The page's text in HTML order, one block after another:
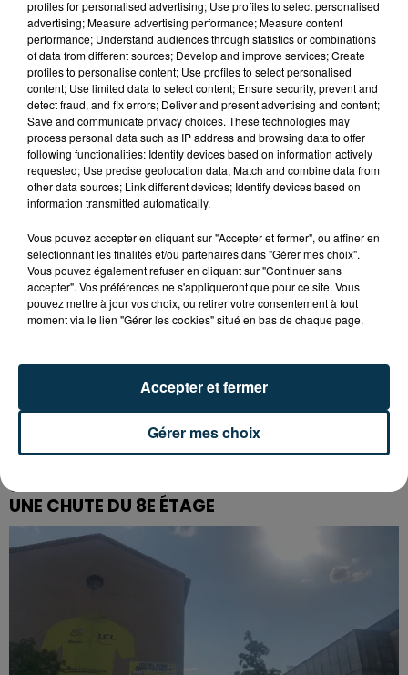
FOREZTIVAL : DROGUÉ ET TENANT DES
PROPOS DÉPLACÉS, UN FESTIVALIER A...
SAINT-ETIENNE : UN ENFANT DÉCÈDE APRÈS
UNE CHUTE DU 8E ÉTAGE
profiles for personalised advertising; Use profiles to select personalised
advertising; Measure advertising performance; Measure content
performance; Understand audiences through statistics or combinations
of data from different sources; Develop and improve services; Create
profiles to personalise content; Use profiles to select personalised
content; Use limited data to select content; Ensure security, prevent and
detect fraud, and fix errors; Deliver and present advertising and content;
Save and communicate privacy choices. These technologies may
process personal data such as IP address and browsing data to offer
following functionalities: Identify devices based on information actively
requested; Use precise geolocation data; Match and combine data from
other data sources; Link different devices; Identify devices based on
information transmitted automatically.
Vous pouvez accepter en cliquant sur "Accepter et fermer", ou affiner en
sélectionnant les finalités et/ou partenaires dans "Gérer mes choix".
Vous pouvez également refuser en cliquant sur "Continuer sans
accepter". Vos préférences ne s'appliqueront que pour ce site. Vous
pouvez mettre à jour vos choix, ou retirer votre consentement à tout
moment via le lien "Gérer les cookies" situé en bas de chaque page.
Gérer mes choix
Accepter et fermer